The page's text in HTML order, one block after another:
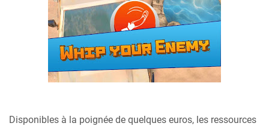
Disponibles à la poignée de quelques euros, les ressources